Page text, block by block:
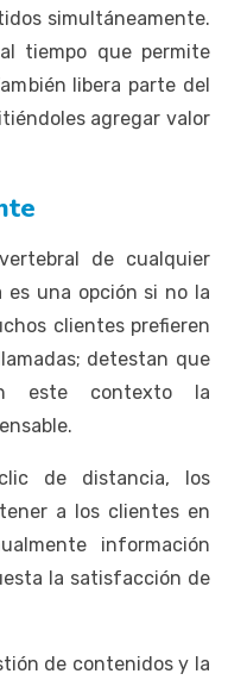
simultáneamente.
tiempo que permite
libera parte del
agregar valor
de cualquier
una opción si no la
clientes prefieren
detestan que
este contexto la
de distancia, los
a los clientes en
información
la satisfacción de
de contenidos y la